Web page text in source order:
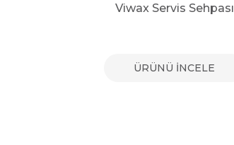
Viwax Servis Sehpası
ÜRÜNÜ İNCELE